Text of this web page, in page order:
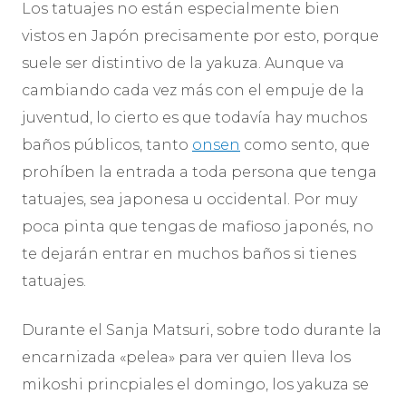
Los tatuajes no están especialmente bien
vistos en Japón precisamente por esto, porque
suele ser distintivo de la yakuza. Aunque va
cambiando cada vez más con el empuje de la
juventud, lo cierto es que todavía hay muchos
baños públicos, tanto onsen como sento, que
prohíben la entrada a toda persona que tenga
tatuajes, sea japonesa u occidental. Por muy
poca pinta que tengas de mafioso japonés, no
te dejarán entrar en muchos baños si tienes
tatuajes.
Durante el Sanja Matsuri, sobre todo durante la
encarnizada «pelea» para ver quien lleva los
mikoshi princpiales el domingo, los yakuza se